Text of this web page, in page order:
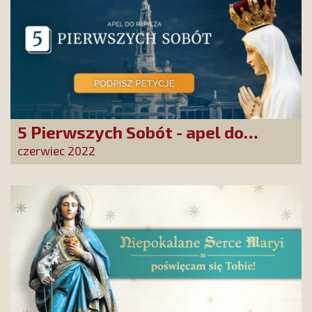
5 Pierwszych Sobót - apel do
papieża
czerwiec 2022